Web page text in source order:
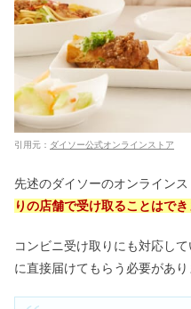
引用元： ダイソー公式オンラインストア
先述のダイソーのオンラインス
りの店舗で受け取ることはで
コンビニ受け取りにも対応し
に直接届けてもらう必要があり